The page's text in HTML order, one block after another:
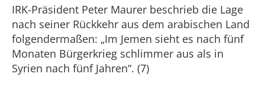
IRK-Präsident Peter Maurer beschrieb die Lage
nach seiner Rückkehr aus dem arabischen Land
folgendermaßen: „Im Jemen sieht es nach fünf
Monaten Bürgerkrieg schlimmer aus als in
Syrien nach fünf Jahren“. (7)